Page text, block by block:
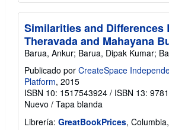
Similarities and Differences
Theravada and Mahayana
Barua, Ankur; Barua, Dipak Kumar;
Publicado por CreateSpace
Platform, 2015
ISBN 10: 1517543924 / ISBN 13:
Nuevo / Tapa blanda
Librería: GreatBookPrices,